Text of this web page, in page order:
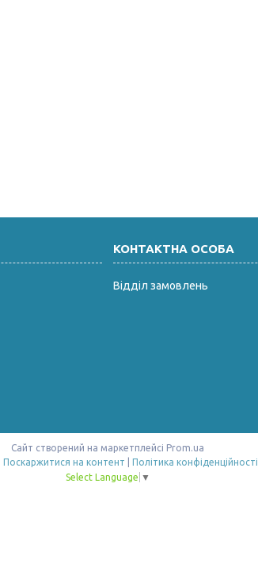
Відділ замовлень
Сайт створений на маркетплейсі Prom.ua
Поскаржитися на контент
Політика конфіденційності
Select Language ▼